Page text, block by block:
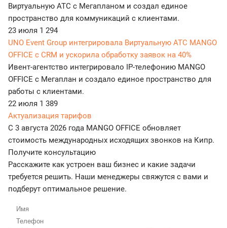
Виртуальную АТС с Мегапланом и создал единое
пространство для коммуникаций с клиентами.
23 июля 1 294
UNO Event Group интегрировала Виртуальную АТС MANGO
OFFICE с CRM и ускорила обработку заявок на 40%
Ивент-агентство интегрировало IP-телефонию MANGO
OFFICE с Мегаплан и создало единое пространство для
работы с клиентами.
22 июля 1 389
Актуализация тарифов
С 3 августа 2026 года MANGO OFFICE обновляет
стоимость международных исходящих звонков на Кипр.
Получите консультацию
Расскажите как устроен ваш бизнес и какие задачи
требуется решить. Наши менеджеры свяжутся с вами и
подберут оптимальное решение.